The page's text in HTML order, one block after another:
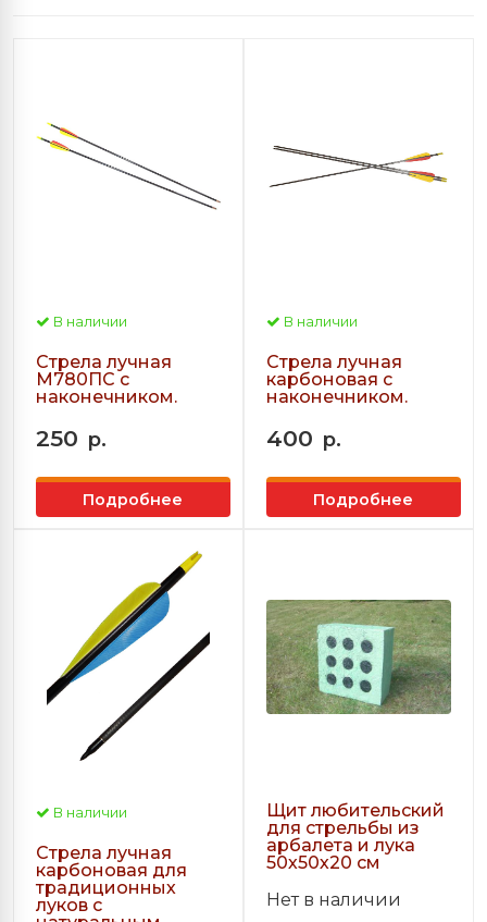
В наличии
Стрела лучная
М780ПС с
наконечником.
250 р.
Подробнее
В наличии
Стрела лучная
карбоновая с
наконечником.
400 р.
Подробнее
В наличии
Стрела лучная
карбоновая для
традиционных
луков с
Щит любительский
для стрельбы из
арбалета и лука
50х50х20 см
Нет в наличии